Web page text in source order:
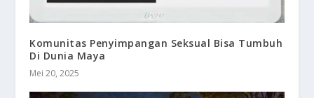
Komunitas Penyimpangan Seksual Bisa Tumbuh
Di Dunia Maya
Mei 20, 2025